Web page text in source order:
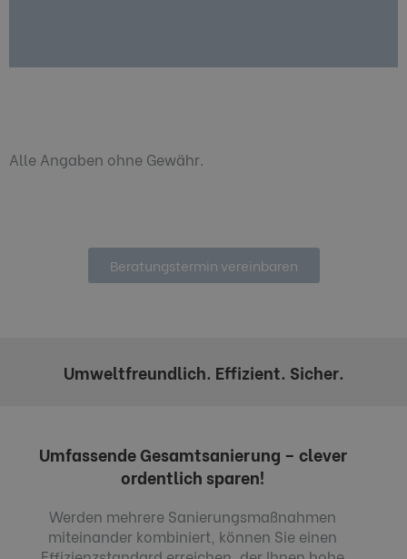
Alle Angaben ohne Gewähr.
Beratungstermin vereinbaren
Umweltfreundlich. Effizient. Sicher.
Umfassende Gesamtsanierung – clever
ordentlich sparen!
Werden mehrere Sanierungsmaßnahmen
miteinander kombiniert, können Sie einen